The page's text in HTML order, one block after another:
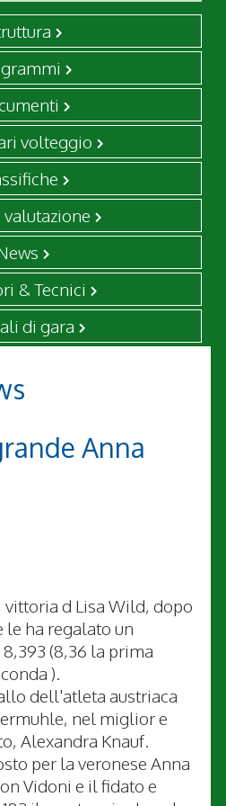
volteggio
valutazione
& Tecnici
di gara
Anna
vittoria d Lisa Wild, dopo
le ha regalato un
(8,36 la prima
).
dell'atleta austriaca
nel miglior e
Alexandra Knauf.
per la veronese Anna
Vidoni e il fidato e